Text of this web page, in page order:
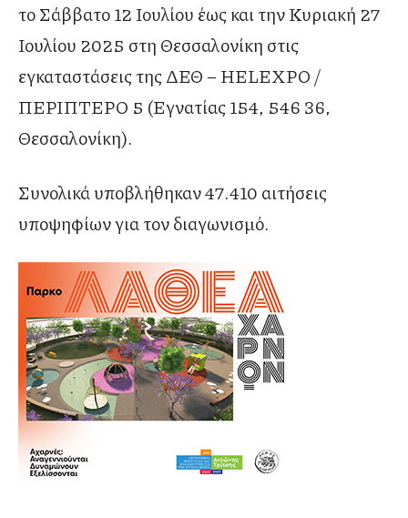
το Σάββατο 12 Ιουλίου έως και την Κυριακή 27
Ιουλίου 2025 στη Θεσσαλονίκη στις
εγκαταστάσεις της ΔΕΘ – HELEXPO /
ΠΕΡΙΠΤΕΡΟ 5 (Εγνατίας 154, 546 36,
Θεσσαλονίκη).
Συνολικά υποβλήθηκαν 47.410 αιτήσεις
υποψηφίων για τον διαγωνισμό.